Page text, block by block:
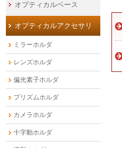
オプティカルベース
オプティカルアクセサリ
ミラーホルダ
レンズホルダ
偏光素子ホルダ
プリズムホルダ
カメラホルダ
十字動ホルダ